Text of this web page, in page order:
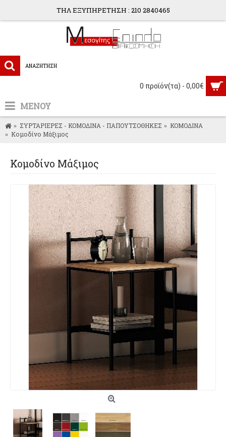
ΤΗΛ ΕΞΥΠΗΡΕΤΗΣΗ : 210 2840465
0 προϊόν(τα) - 0,00€
ΜΕΝΟΥ
ΣΥΡΤΑΡΙΕΡΕΣ - ΚΟΜΟΔΙΝΑ - ΠΑΠΟΥΤΣΟΘΗΚΕΣ
ΚΟΜΟΔΙΝΑ
Κομοδίνο Μάξιμος
Κομοδίνο Μάξιμος